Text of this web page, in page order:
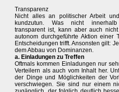
Transparenz
Nicht alles an politischer Arbeit
kundzutun. Was nicht innerhalb
transparent ist, kann aber auch
autonom durchgeführte Aktion einer
Entscheidungen trifft. Ansonsten gilt:
dem Abbau von Dominanzen.
a. Einladungen zu Treffen
Oftmals kommen Einladungen nur
Verteilern als auch vom Inhalt her.
der Dinge und Möglichkeiten der
verschwiegen. Sie sind nur einem